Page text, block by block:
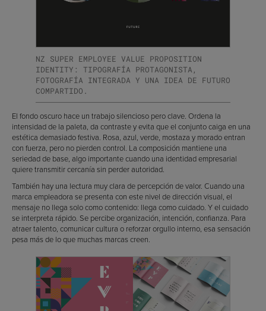
NZ SUPER EMPLOYEE VALUE PROPOSITION
IDENTITY: TIPOGRAFÍA PROTAGONISTA,
FOTOGRAFÍA INTEGRADA Y UNA IDEA DE FUTURO
COMPARTIDO.
El fondo oscuro hace un trabajo silencioso pero clave. Ordena la
intensidad de la paleta, da contraste y evita que el conjunto caiga en una
estética demasiado festiva. Rosa, azul, verde, mostaza y morado entran
con fuerza, pero no pierden control. La composición mantiene una
seriedad de base, algo importante cuando una identidad empresarial
quiere transmitir cercanía sin perder autoridad.
También hay una lectura muy clara de percepción de valor. Cuando una
marca empleadora se presenta con este nivel de dirección visual, el
mensaje no llega solo como contenido: llega como cuidado. Y el cuidado
se interpreta rápido. Se percibe organización, intención, confianza. Para
atraer talento, comunicar cultura o reforzar orgullo interno, esa sensación
pesa más de lo que muchas marcas creen.